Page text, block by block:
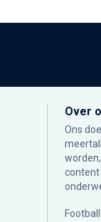
Over
Ons
content